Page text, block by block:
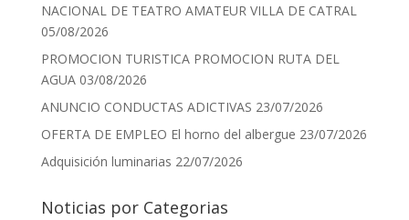
NACIONAL DE TEATRO AMATEUR VILLA DE CATRAL
05/08/2026
PROMOCION TURISTICA PROMOCION RUTA DEL
AGUA 03/08/2026
ANUNCIO CONDUCTAS ADICTIVAS 23/07/2026
OFERTA DE EMPLEO El horno del albergue 23/07/2026
Adquisición luminarias 22/07/2026
Noticias por Categorias